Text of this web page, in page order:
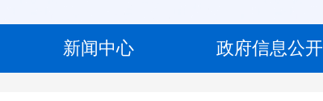
新闻中心 政府信息公开